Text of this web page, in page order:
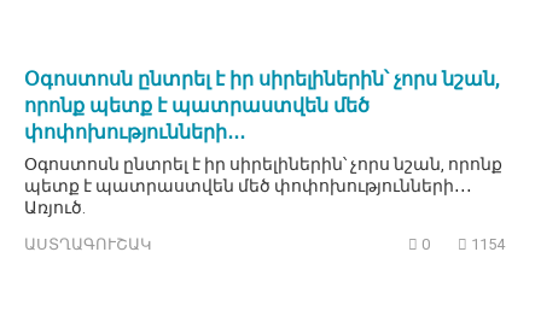
Օգոստոսն ընտրել է իր սիրելիներին՝ չորս նշան,
որոնք պետք է պատրաստվեն մեծ
փոփոխությունների․․․
Օգոստոսն ընտրել է իր սիրելիներին՝ չորս նշան, որոնք
պետք է պատրաստվեն մեծ փոփոխությունների․․․
Առյուծ.
ԱՍՏՂԱԳՈՒՇԱԿ 0 1154